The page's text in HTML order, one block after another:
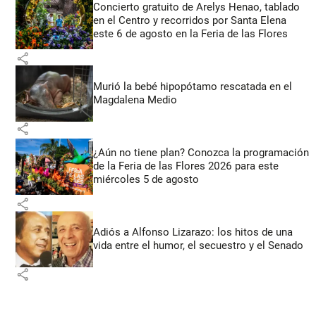
Concierto gratuito de Arelys Henao, tablado
en el Centro y recorridos por Santa Elena
este 6 de agosto en la Feria de las Flores
share
Murió la bebé hipopótamo rescatada en el
Magdalena Medio
share
¿Aún no tiene plan? Conozca la programación
de la Feria de las Flores 2026 para este
miércoles 5 de agosto
share
Adiós a Alfonso Lizarazo: los hitos de una
vida entre el humor, el secuestro y el Senado
share